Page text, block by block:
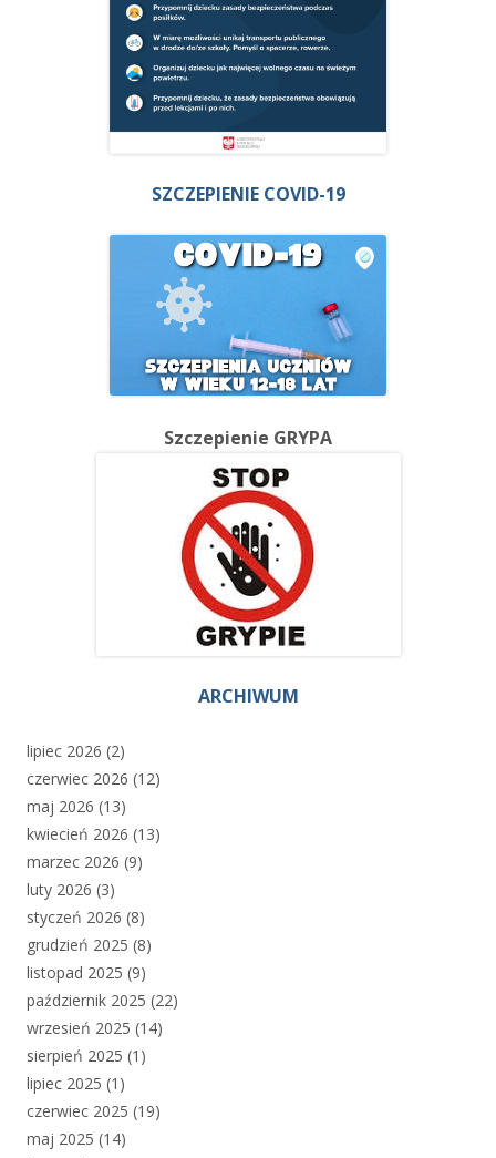
SZCZEPIENIE COVID-19
Szczepienie GRYPA
ARCHIWUM
lipiec 2026 (2)
czerwiec 2026 (12)
maj 2026 (13)
kwiecień 2026 (13)
marzec 2026 (9)
luty 2026 (3)
styczeń 2026 (8)
grudzień 2025 (8)
listopad 2025 (9)
październik 2025 (22)
wrzesień 2025 (14)
sierpień 2025 (1)
lipiec 2025 (1)
czerwiec 2025 (19)
maj 2025 (14)